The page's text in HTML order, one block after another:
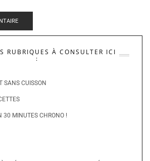
RUBRIQUES À CONSULTER ICI
:
SANS CUISSON
30 MINUTES CHRONO !